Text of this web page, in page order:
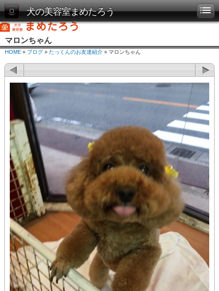
犬の美容室まめたろう
マロンちゃん
HOME » ブログ » たっくんのお友達紹介 » マロンちゃん